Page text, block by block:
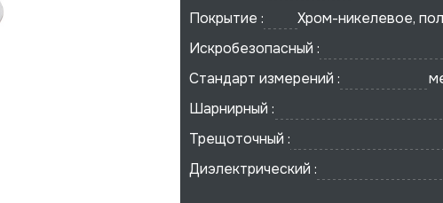
Покрытие :
Хром-никелевое,
Искробезопасный :
Стандарт измерений :
Шарнирный :
Трещоточный :
Диэлектрический :